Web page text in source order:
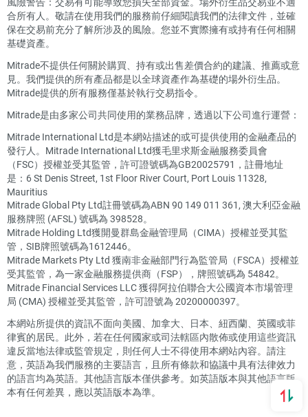
合所有人。敬請在使用我們的服務前仔細閱讀我們的法律文件，並確
保在交易前充分了解所涉及的風險。您並不實際擁有或持有任何相關
基礎資產。
Mitrade不提供任何關於購買、持有或出售差價合約的建議、推薦或意
見。我們提供的所有產品都是以全球資產作為基礎的場外衍生品。
Mitrade提供的所有服務僅基於執行交易指令。
Mitrade是由多家公司共同使用的業務品牌，透過以下公司進行運營：
Mitrade International Ltd是本網站描述的或可提供使用的金融產品的
發行人。Mitrade International Ltd獲毛里求斯金融服務委員會
（FSC）授權並受其監管，許可證號碼為GB20025791，註冊地址
是：6 St Denis Street, 1st Floor River Court, Port Louis 11328,
Mauritius
Mitrade Global Pty Ltd註冊號碼為ABN 90 149 011 361, 澳大利亞金融
服務牌照 (AFSL) 號碼為 398528。
Mitrade Holding Ltd獲開曼群島金融管理局（CIMA）授權並受其監
管，SIB牌照號碼為1612446。
Mitrade Markets Pty Ltd 獲南非金融部門行為監管局（FSCA）授權並
受其監管，為一家金融服務提供商（FSP），牌照號碼為 54842。
Mitrade Financial Services LLC 獲得阿拉伯聯合大公國資本市場管理
局 (CMA) 授權並受其監管，許可證號為 20200000397。
本網站所提供的資訊不面向美國、加拿大、日本、紐西蘭、英國或菲
律賓的居民。此外，若在任何國家或司法轄區內散佈或使用這些資訊
違反當地法律或監管規定，則任何人士不得使用本網站內容。請注
意，英語為我們服務的主要語言，且所有條款和協議中具有法律效力
的語言均為英語。其他語言版本僅供參考。如英語版本與其他語言版
本有任何差異，應以英語版本為準。